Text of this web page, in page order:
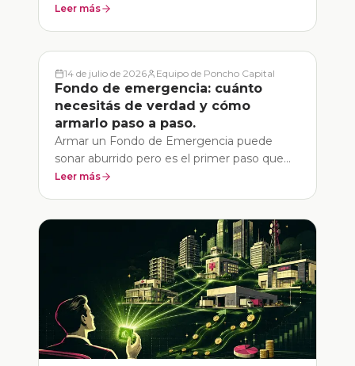
vender en la bolsa como si fuera una acción.
instrumentos.
Leer más
14 de julio de 2026 Equipo de Poncho Capital
Fondo de emergencia: cuánto
necesitás de verdad y cómo
armarlo paso a paso.
Armar un Fondo de Emergencia puede
sonar aburrido pero es el primer paso que
tenes que dar para que los imprevistos no
Leer más